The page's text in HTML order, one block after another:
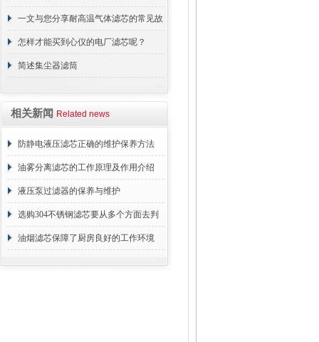
一文与您分享耐高温气体滤芯的常见故
障相应解决方法
怎样才能买到心仪的电厂滤芯呢？
简述集尘器滤筒
相关新闻 Related news
防静电液压滤芯正确的维护保养方法
油雾分离滤芯的工作原理及作用介绍
液压泵过滤器的保养与维护
选购304不锈钢滤芯要从多个方面去判
断
油烟滤芯保障了厨房良好的工作环境